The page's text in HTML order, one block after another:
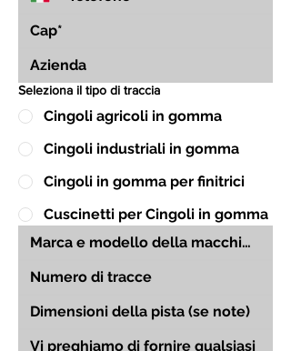
Seleziona il tipo di traccia
Cingoli agricoli in gomma
Cingoli industriali in gomma
Cingoli in gomma per finitrici
Cuscinetti per Cingoli in gomma